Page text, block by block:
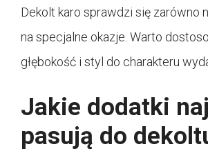
Dekolt karo sprawdzi się zarówno
na specjalne okazje. Warto
głębokość i styl do charakteru
Jakie dodatki
pasują do